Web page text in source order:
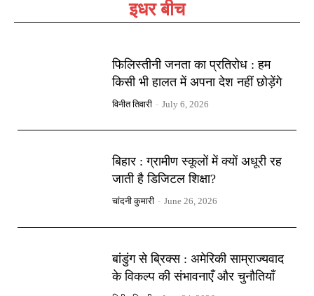
इधर बीच
फिलिस्तीनी जनता का प्रतिरोध : हम
किसी भी हालत में अपना देश नहीं छोड़ेंगे
विनीत तिवारी - July 6, 2026
बिहार : ग्रामीण स्कूलों में क्यों अधूरी रह
जाती है डिजिटल शिक्षा?
चांदनी कुमारी - June 26, 2026
बांडुंग से ब्रिक्स : अमेरिकी साम्राज्यवाद
के विकल्प की संभावनाएँ और चुनौतियाँ